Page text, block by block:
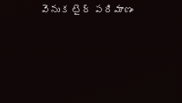
వెనుక టైర్ పరిమాణం